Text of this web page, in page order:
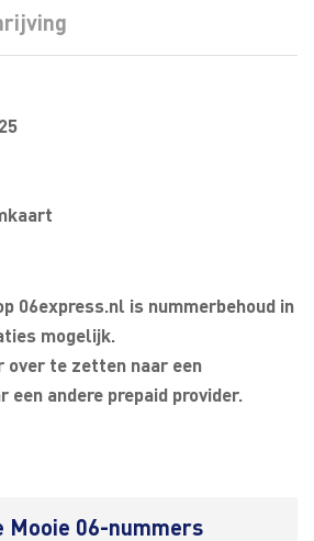
06express.nl is nummerbehoud in
mogelijk.
over te zetten naar een
een andere prepaid provider.
Mooie 06-nummers